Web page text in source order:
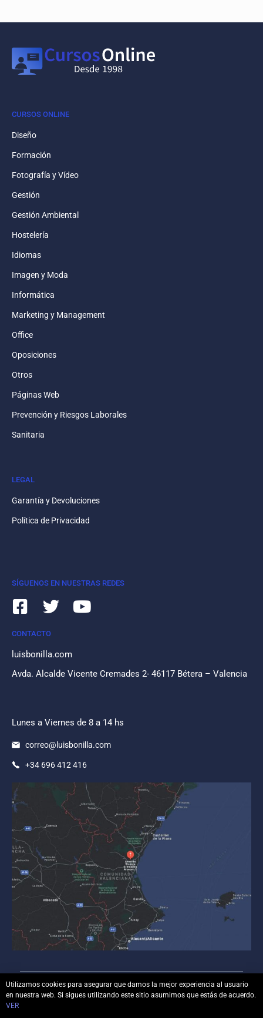
CURSOS ONLINE
Diseño
Formación
Fotografía y Vídeo
Gestión
Gestión Ambiental
Hostelería
Idiomas
Imagen y Moda
Informática
Marketing y Management
Office
Oposiciones
Otros
Páginas Web
Prevención y Riesgos Laborales
Sanitaria
LEGAL
Garantía y Devoluciones
Política de Privacidad
SÍGUENOS EN NUESTRAS REDES
CONTACTO
luisbonilla.com
Avda. Alcalde Vicente Cremades 2- 46117 Bétera – Valencia
Lunes a Viernes de 8 a 14 hs
correo@luisbonilla.com
+34 696 412 416
Utilizamos cookies para asegurar que damos la mejor experiencia al usuario
en nuestra web. Si sigues utilizando este sitio asumimos que estás de acuerdo.
VER